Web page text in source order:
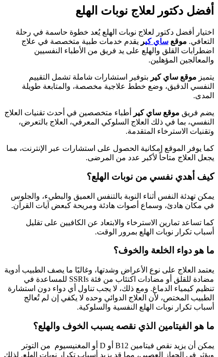
أفضل دكتور لعلاج نوبات الهلع
اختيار أفضل دكتور لعلاج نوبات الهلع يُعد خطوة حاسمة في رحلة
التعافي. موقع ساي كير يقدم خدمات طبية متخصصة في علاج
اضطرابات القلق والهلع على يد فريق من الأطباء النفسيين
والمعالجين المؤهلين.
يتميز موقع ساي كير بتوفير استشارات شاملة تشمل التقييم
النفسي الدقيق، وضع خطط علاجية مخصصة، والمتابعة طويلة
المدى.
يضم فريق موقع ساي كير
أطباء متخصصين في أحدث تقنيات العلاج
النفسي، بما في ذلك العلاج السلوكي المعرفي، العلاج بالتعرض،
وتقنيات الاسترخاء المتقدمة.
كما يوفر الموقع إمكانية الحصول على استشارات عبر الإنترنت، مما
يجعل العلاج متاحاً لأكبر عدد من المرضى.
كيف أهدي نفسي من نوبات الهلع؟
يمكن تهدئة النفس أثناء النوبة بالتنفس العميق والبطيء، والجلوس
في مكان هادئ، وسماع أصوات هادئة ومريحة كبعض آيات القرآن.
كما تساعد تمارين الاسترخاء والابتعاد عن الكافيين على تقليل
أسباب تكرار نوبات الهلع بمرور الوقت.
ما هو دواء الخلعة والخوف؟
يعتمد العلاج على نوع الأعراض وشدتها، وغالبًا ما يصف الطبيب أدوية
مضادة للقلق أو مضادات اكتئاب من فئة SSRIs للمساعدة في
تنظيم كيمياء الدماغ. ومع ذلك، لا يجب تناول أي دواء دون استشارة
الطبيب المختص، لأن العلاج الدوائي وحده لا يكفي إن لم تُعالج
أسباب تكرار نوبات الهلع النفسية والسلوكية.
ما هو الفيتامين الذي نقصه يسبب الخوف والهلع؟
يمكن أن يزيد نقص فيتامين B12 أو D أو المغنيسيوم من التوتر
ويؤثر في الجهاز العصبي، مما قد يزيد أسباب تكرار نوبات الهلع. لذلك